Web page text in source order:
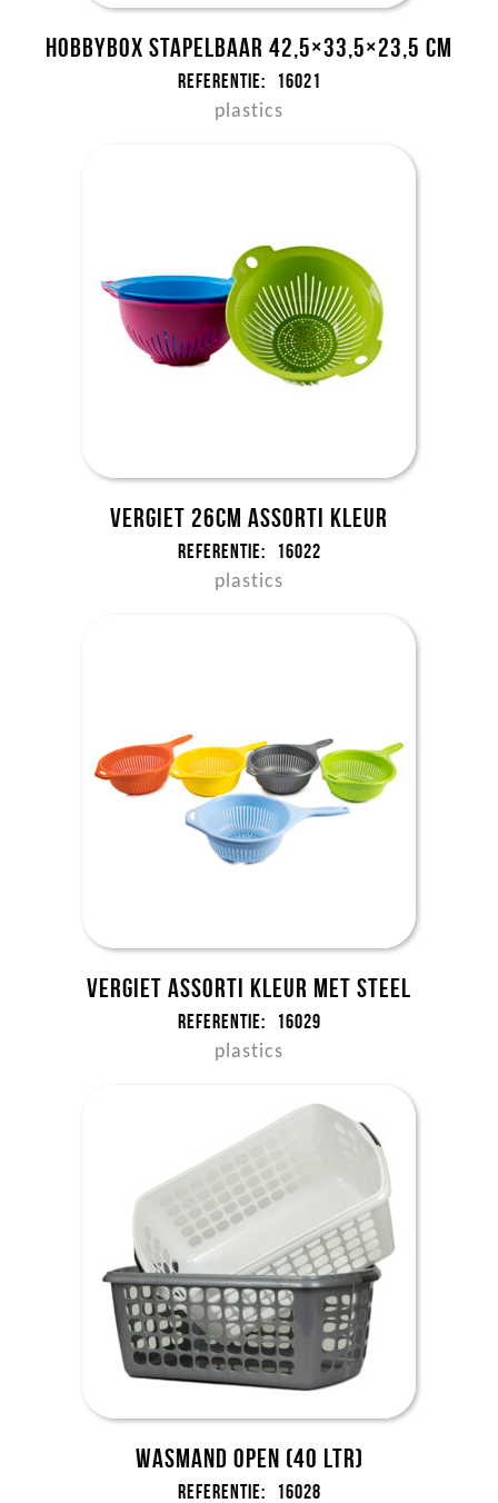
Hobbybox stapelbaar 42,5×33,5×23,5 cm
Referentie: 16021
plastics
Vergiet 26cm assorti kleur
Referentie: 16022
plastics
Vergiet assorti kleur met steel
Referentie: 16029
plastics
Wasmand open (40 ltr)
Referentie: 16028